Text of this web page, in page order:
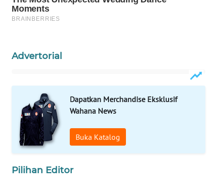
Advertorial
Dapatkan Merchandise Eksklusif
Wahana News
Buka Katalog
Pilihan Editor
NEWS
SIBARAGAS
NEWS
METRO
SIANTAR